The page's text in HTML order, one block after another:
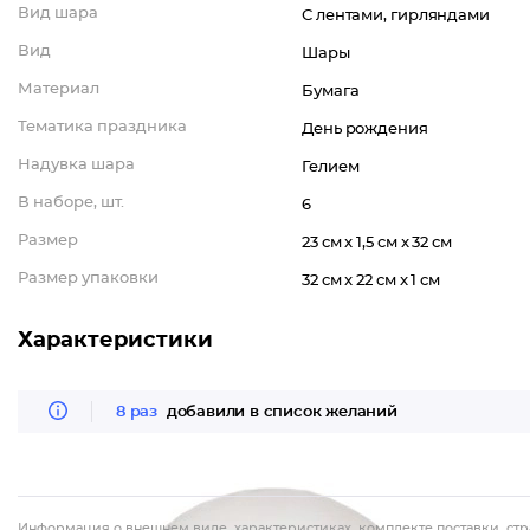
Вид шара С лентами, гирляндами
Вид Шары
Материал Бумага
Тематика праздника День рождения
Надувка шара Гелием
В наборе, шт. 6
Размер 23 см x 1,5 см x 32 см
Размер упаковки 32 см x 22 см x 1 см
Характеристики
8 раз добавили в список желаний